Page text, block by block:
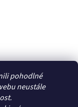
pohodlné
neustále